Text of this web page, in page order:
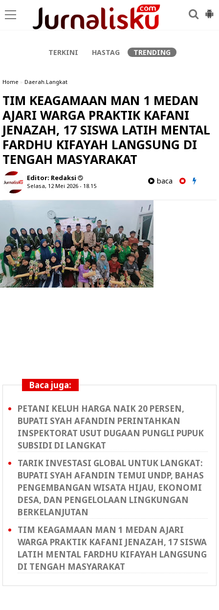
TERKINI HASTAG TRENDING
Home » Daerah.Langkat
TIM KEAGAMAAN MAN 1 MEDAN
AJARI WARGA PRAKTIK KAFANI
JENAZAH, 17 SISWA LATIH MENTAL
FARDHU KIFAYAH LANGSUNG DI
TENGAH MASYARAKAT
Editor: Redaksi
Selasa, 12 Mei 2026 - 18.15
baca
Baca juga:
PETANI KELUH HARGA NAIK 20 PERSEN,
BUPATI SYAH AFANDIN PERINTAHKAN
INSPEKTORAT USUT DUGAAN PUNGLI PUPUK
SUBSIDI DI LANGKAT
TARIK INVESTASI GLOBAL UNTUK LANGKAT:
BUPATI SYAH AFANDIN TEMUI UNDP, BAHAS
PENGEMBANGAN WISATA HIJAU, EKONOMI
DESA, DAN PENGELOLAAN LINGKUNGAN
BERKELANJUTAN
TIM KEAGAMAAN MAN 1 MEDAN AJARI
WARGA PRAKTIK KAFANI JENAZAH, 17 SISWA
LATIH MENTAL FARDHU KIFAYAH LANGSUNG
DI TENGAH MASYARAKAT